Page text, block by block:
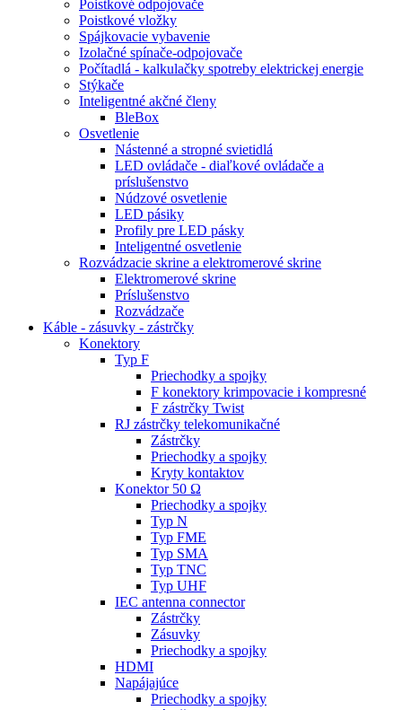
Poistkové odpojovače
Poistkové vložky
Spájkovacie vybavenie
Izolačné spínače-odpojovače
Počítadlá - kalkulačky spotreby elektrickej energie
Stýkače
Inteligentné akčné členy
BleBox
Osvetlenie
Nástenné a stropné svietidlá
LED ovládače - diaľkové ovládače a
príslušenstvo
Núdzové osvetlenie
LED pásiky
Profily pre LED pásky
Inteligentné osvetlenie
Rozvádzacie skrine a elektromerové skrine
Elektromerové skrine
Príslušenstvo
Rozvádzače
Káble - zásuvky - zástrčky
Konektory
Typ F
Priechodky a spojky
F konektory krimpovacie i kompresné
F zástrčky Twist
RJ zástrčky telekomunikačné
Zástrčky
Priechodky a spojky
Kryty kontaktov
Konektor 50 Ω
Priechodky a spojky
Typ N
Typ FME
Typ SMA
Typ TNC
Typ UHF
IEC antenna connector
Zástrčky
Zásuvky
Priechodky a spojky
HDMI
Napájajúce
Priechodky a spojky